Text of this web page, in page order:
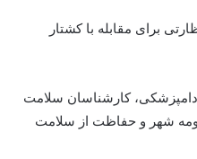
برای مقابله با کشتار
کارشناسان سلامت
شهر و حفاظت از سلامت